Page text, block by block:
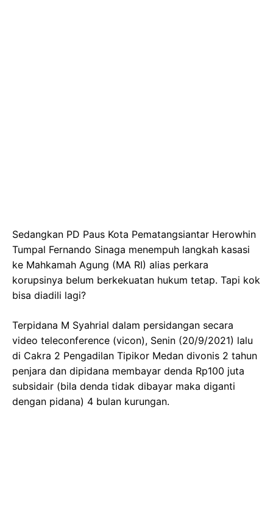
Sedangkan PD Paus Kota Pematangsiantar Herowhin
Tumpal Fernando Sinaga menempuh langkah kasasi
ke Mahkamah Agung (MA RI) alias perkara
korupsinya belum berkekuatan hukum tetap. Tapi kok
bisa diadili lagi?
Terpidana M Syahrial dalam persidangan secara
video teleconference (vicon), Senin (20/9/2021) lalu
di Cakra 2 Pengadilan Tipikor Medan divonis 2 tahun
penjara dan dipidana membayar denda Rp100 juta
subsidair (bila denda tidak dibayar maka diganti
dengan pidana) 4 bulan kurungan.